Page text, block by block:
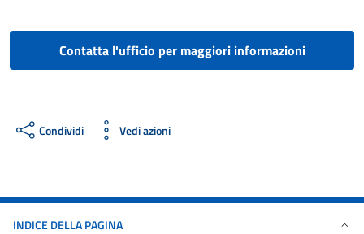
Contatta l'ufficio per maggiori informazioni
Condividi Vedi azioni
INDICE DELLA PAGINA